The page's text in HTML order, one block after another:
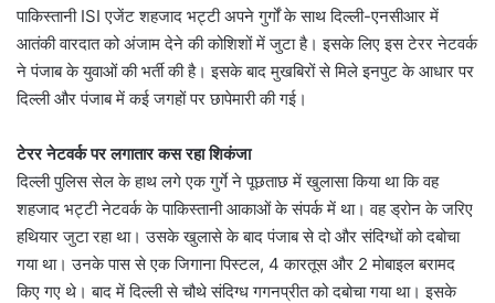
पाकिस्तानी ISI एजेंट शहजाद भट्टी अपने गुर्गों के साथ दिल्ली-एनसीआर में
आतंकी वारदात को अंजाम देने की कोशिशों में जुटा है। इसके लिए इस टेरर नेटवर्क
ने पंजाब के युवाओं की भर्ती की है। इसके बाद मुखबिरों से मिले इनपुट के आधार पर
दिल्ली और पंजाब में कई जगहों पर छापेमारी की गई।
टेरर नेटवर्क पर लगातार कस रहा शिकंजा
दिल्ली पुलिस सेल के हाथ लगे एक गुर्गे ने पूछताछ में खुलासा किया था कि वह
शहजाद भट्टी नेटवर्क के पाकिस्तानी आकाओं के संपर्क में था। वह ड्रोन के जरिए
हथियार जुटा रहा था। उसके खुलासे के बाद पंजाब से दो और संदिग्धों को दबोचा
गया था। उनके पास से एक जिगाना पिस्टल, 4 कारतूस और 2 मोबाइल बरामद
किए गए थे। बाद में दिल्ली से चौथे संदिग्ध गगनप्रीत को दबोचा गया था। इसके